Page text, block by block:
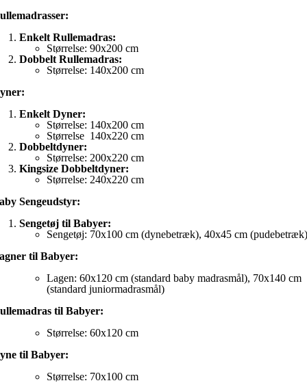
Enkelt Rullemadras:
Størrelse: 90x200 cm
Dobbelt Rullemadras:
Størrelse: 140x200 cm
Enkelt Dyner:
Størrelse: 140x200 cm
Størrelse 140x220 cm
Dobbeltdyner:
Størrelse: 200x220 cm
Kingsize Dobbeltdyner:
Størrelse: 240x220 cm
Sengeudstyr:
Sengetøj til Babyer:
Sengetøj: 70x100 cm (dynebetræk), 40x45 cm (pudebetræk)
til Babyer:
Lagen: 60x120 cm (standard baby madrasmål), 70x140 cm
(standard juniormadrasmål)
til Babyer:
Størrelse: 60x120 cm
til Babyer:
Størrelse: 70x100 cm